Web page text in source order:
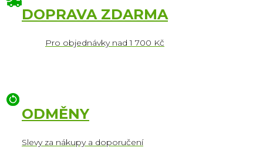
DOPRAVA ZDARMA
Pro objednávky nad 1 700 Kč
ODMĚNY
Slevy za nákupy a doporučení